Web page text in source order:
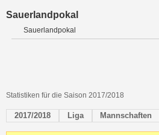
Sauerlandpokal
Sauerlandpokal
Statistiken für die Saison 2017/2018
2017/2018 Liga Mannschaften